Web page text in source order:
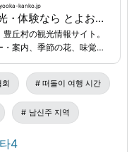
트레킹과 물놀이를 즐
증을 가진 가이드가 여
으니, 꼭 상담해 주세요.
비지칸(とよおか旅時
www.vill-nagano-
kanko.jp
豊丘村の観光・体験なら とよおか旅時間｜南信州の自然・食・文化を楽しむ旅
丘村の観光情報サイト。
案内、季節の花、味覚狩
産、宿泊、イベント情報な
に役立つ情報を紹介しま
회 떠돌이 여행 시간
남신주 지역
4